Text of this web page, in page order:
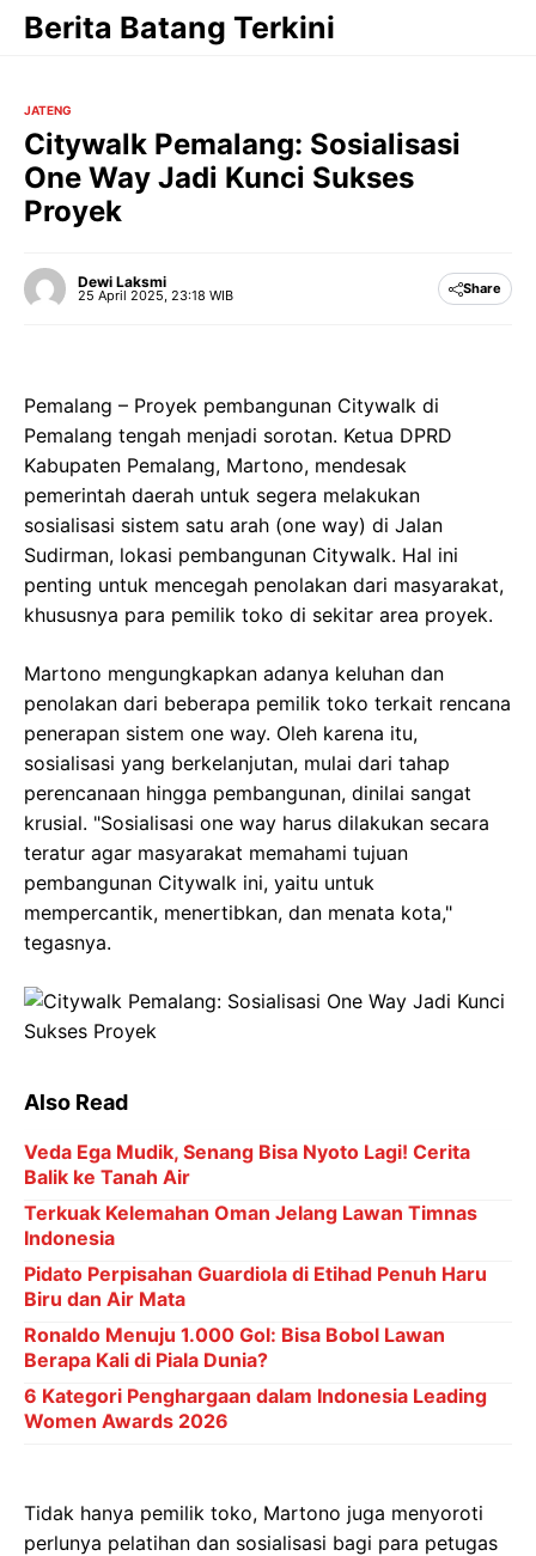
Langsung
Berita Batang Terkini
JATENG
Citywalk Pemalang: Sosialisasi
One Way Jadi Kunci Sukses
Proyek
Dewi Laksmi
25 April 2025, 23:18 WIB Share
Pemalang – Proyek pembangunan Citywalk di
Pemalang tengah menjadi sorotan. Ketua DPRD
Kabupaten Pemalang, Martono, mendesak
pemerintah daerah untuk segera melakukan
sosialisasi sistem satu arah (one way) di Jalan
Sudirman, lokasi pembangunan Citywalk. Hal ini
penting untuk mencegah penolakan dari masyarakat,
khususnya para pemilik toko di sekitar area proyek.
Martono mengungkapkan adanya keluhan dan
penolakan dari beberapa pemilik toko terkait rencana
penerapan sistem one way. Oleh karena itu,
sosialisasi yang berkelanjutan, mulai dari tahap
perencanaan hingga pembangunan, dinilai sangat
krusial. "Sosialisasi one way harus dilakukan secara
teratur agar masyarakat memahami tujuan
pembangunan Citywalk ini, yaitu untuk
mempercantik, menertibkan, dan menata kota,"
tegasnya.
Also Read
Veda Ega Mudik, Senang Bisa Nyoto Lagi! Cerita
Balik ke Tanah Air
Terkuak Kelemahan Oman Jelang Lawan Timnas
Indonesia
Pidato Perpisahan Guardiola di Etihad Penuh Haru
Biru dan Air Mata
Ronaldo Menuju 1.000 Gol: Bisa Bobol Lawan
Berapa Kali di Piala Dunia?
6 Kategori Penghargaan dalam Indonesia Leading
Women Awards 2026
Tidak hanya pemilik toko, Martono juga menyoroti
perlunya pelatihan dan sosialisasi bagi para petugas